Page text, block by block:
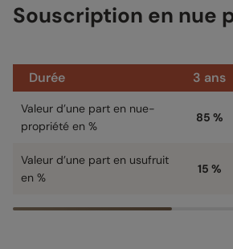
Souscription en nue
Durée 3 ans
Valeur d’une part en nue-
propriété en %
85 %
Valeur d’une part en usufruit
en %
15 %